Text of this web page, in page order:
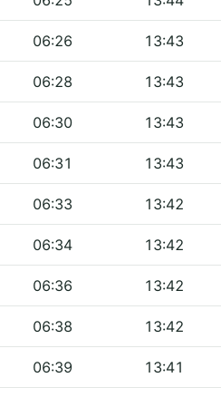
06:26 13:43
06:28 13:43
06:30 13:43
06:31 13:43
06:33 13:42
06:34 13:42
06:36 13:42
06:38 13:42
06:39 13:41